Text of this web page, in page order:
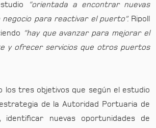
“orientada a encontrar nuevas
para reactivar el puerto”. Ripoll
“hay que avanzar para mejorar el
y ofrecer servicios que otros puertos
los tres objetivos que según el estudio
de la Autoridad Portuaria de
identificar nuevas oportunidades de